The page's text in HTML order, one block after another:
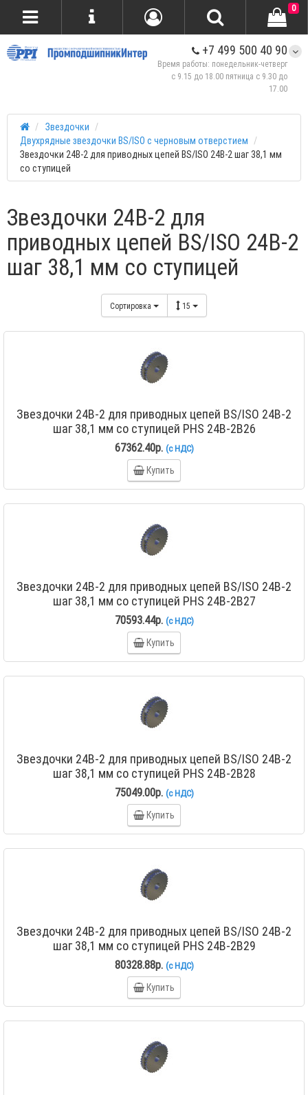
+7 499 500 40 90
Время работы: понедельник-четверг
с 9.15 до 18.00 пятница с 9.30 до
17.00
0
Звездочки
Двухрядные звездочки BS/ISO с черновым отверстием
Звездочки 24B-2 для приводных цепей BS/ISO 24B-2 шаг 38,1 мм
со ступицей
Звездочки 24B-2 для
приводных цепей BS/ISO 24B-2
шаг 38,1 мм со ступицей
Сортировка 15
Звездочки 24B-2 для приводных цепей BS/ISO 24B-2
шаг 38,1 мм со ступицей PHS 24B-2B26
67362.40р. (с НДС)
Купить
Звездочки 24B-2 для приводных цепей BS/ISO 24B-2
шаг 38,1 мм со ступицей PHS 24B-2B27
70593.44р. (с НДС)
Купить
Звездочки 24B-2 для приводных цепей BS/ISO 24B-2
шаг 38,1 мм со ступицей PHS 24B-2B28
75049.00р. (с НДС)
Купить
Звездочки 24B-2 для приводных цепей BS/ISO 24B-2
шаг 38,1 мм со ступицей PHS 24B-2B29
80328.88р. (с НДС)
Купить